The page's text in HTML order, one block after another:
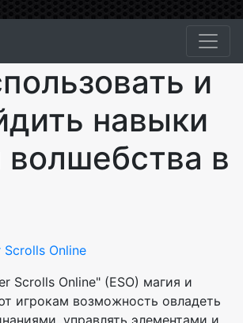
и
навыки
волшебства в
Scrolls Online
Scrolls Online" (ESO) магия и
игрокам возможность овладеть
управлять элементами и